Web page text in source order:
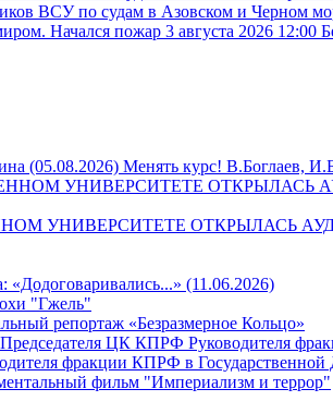
ВСУ по судам в Азовском и Черном
3 августа 2026 12:00
Менять курс! В.Боглаев,
УНИВЕРСИТЕТЕ
«Додоговаривались...» (11.06.2026)
"Гжель"
репортаж «Безразмерное Кольцо»
фракции КПРФ в
фильм "Империализм и террор"